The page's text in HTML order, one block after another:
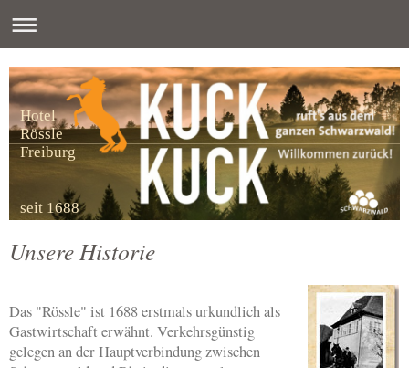
Hotel
Rössle
Freiburg
seit 1688
Unsere Historie
Das "Rössle" ist 1688 erstmals urkundlich als
Gastwirtschaft erwähnt. Verkehrsgünstig
gelegen an der Hauptverbindung zwischen